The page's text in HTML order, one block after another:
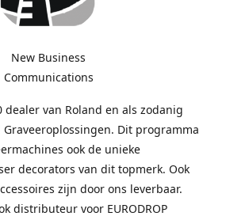
New Business
Communications
dealer van Roland en als zodanig
Dit programma
ook de unieke
decorators van dit topmerk. Ook
zijn door ons leverbaar.
distributeur voor EURODROP